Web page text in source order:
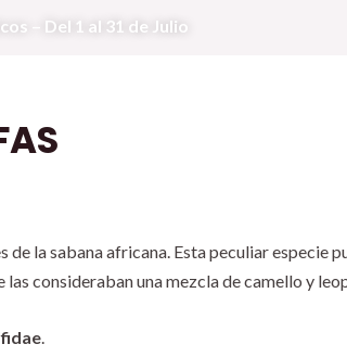
– Del 1 al 31 de Julio
la sabana africana. Esta peculiar especie
consideraban una mezcla de camello y
.